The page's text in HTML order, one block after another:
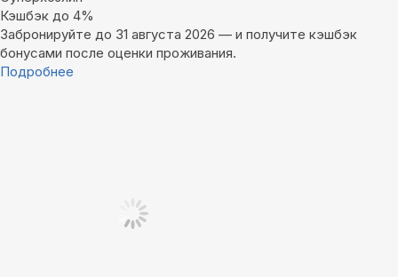
Кэшбэк до 4%
Забронируйте до 31 августа 2026 — и получите кэшбэк
бонусами после оценки проживания.
Подробнее